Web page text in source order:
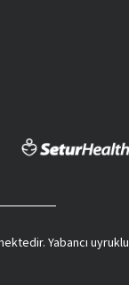
Yabancı uyruklu